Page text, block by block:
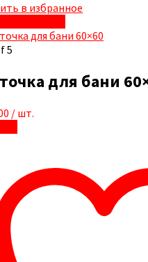
в избранное
5
для бани
/ шт.